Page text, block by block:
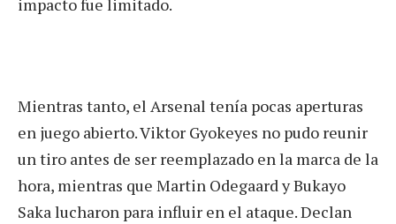
Mientras tanto, el Arsenal tenía pocas aperturas
en juego abierto. Viktor Gyokeyes no pudo reunir
un tiro antes de ser reemplazado en la marca de la
hora, mientras que Martin Odegaard y Bukayo
Saka lucharon para influir en el ataque. Declan